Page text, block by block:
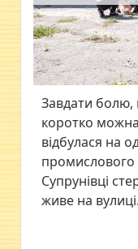
Завдати болю,
коротко
відбулася на
промислового
Супрунівці
живе на вулиці.